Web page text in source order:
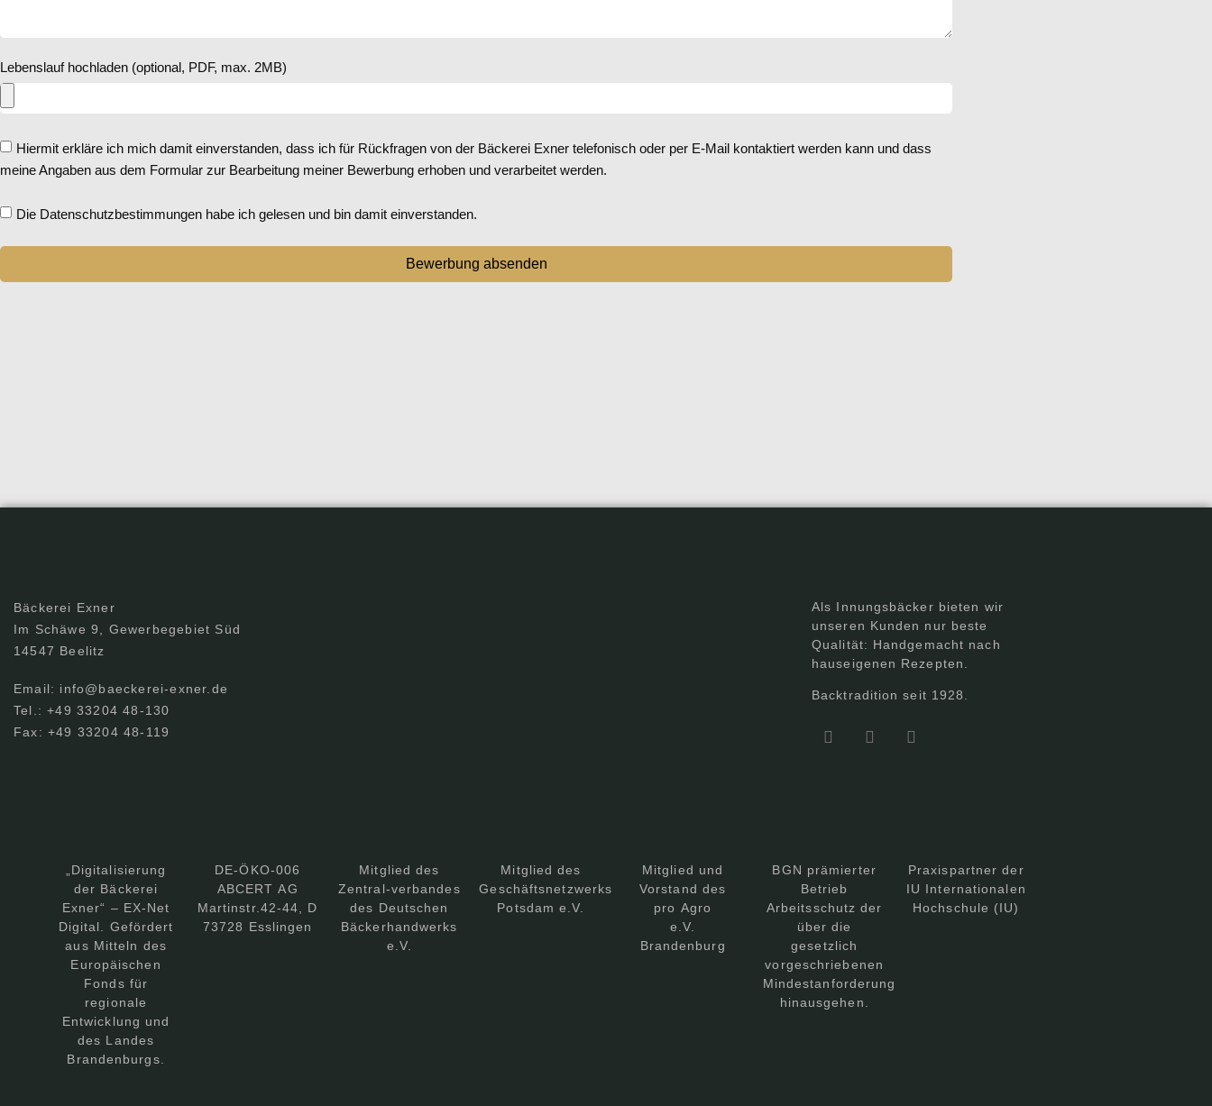
Lebenslauf hochladen (optional, PDF, max. 2MB)
Hiermit erkläre ich mich damit einverstanden, dass ich für Rückfragen von der Bäckerei Exner telefonisch oder per E-Mail kontaktiert werden kann und dass
meine Angaben aus dem Formular zur Bearbeitung meiner Bewerbung erhoben und verarbeitet werden.
Die Datenschutzbestimmungen habe ich gelesen und bin damit einverstanden.
Bewerbung absenden
Bäckerei Exner
Im Schäwe 9, Gewerbegebiet Süd
14547 Beelitz
Email: info@baeckerei-exner.de
Tel.: +49 33204 48-130
Fax: +49 33204 48-119
Als Innungsbäcker bieten wir
unseren Kunden nur beste
Qualität: Handgemacht nach
hauseigenen Rezepten.
Backtradition seit 1928.
„Digitalisierung
der Bäckerei
Exner“ – EX-Net
Digital. Gefördert
aus Mitteln des
Europäischen
Fonds für
regionale
Entwicklung und
des Landes
Brandenburgs.
DE-ÖKO-006
ABCERT AG
Martinstr.42-44, D
73728 Esslingen
Mitglied des
Zentral-verbandes
des Deutschen
Bäckerhandwerks
e.V.
Mitglied des
Geschäftsnetzwerks
Potsdam e.V.
Mitglied und
Vorstand des
pro Agro
e.V.
Brandenburg
BGN prämierter
Betrieb
Arbeitsschutz der
über die
gesetzlich
vorgeschriebenen
Mindestanforderung
hinausgehen.
Praxispartner der
IU Internationalen
Hochschule (IU)